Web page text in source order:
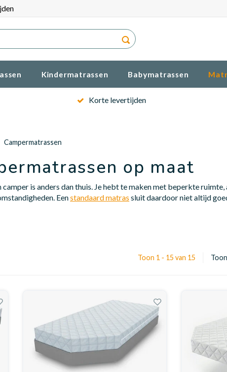
Kindermatrassen Babymatrassen
Korte levertijden
Campermatrassen
op maat
camper is anders dan thuis. Je hebt te maken met beperkte
Eenstandaard matras sluit daardoor niet altijd
Toon 1 - 15 van 15